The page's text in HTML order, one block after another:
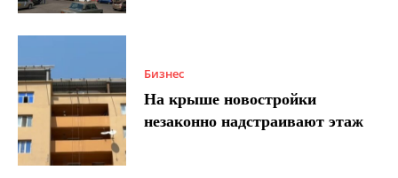
Бизнес
На крыше новостройки
незаконно надстраивают этаж